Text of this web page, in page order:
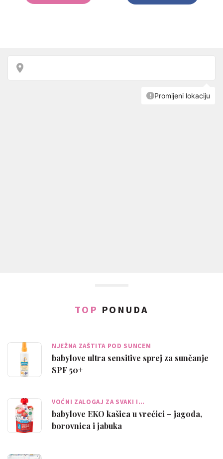
TOP PONUDA
NJEŽNA ZAŠTITA POD SUNCEM
babylove ultra sensitive sprej za sunčanje
SPF 50+
VOĆNI ZALOGAJ ZA SVAKI I…
babylove EKO kašica u vrećici – jagoda,
borovnica i jabuka